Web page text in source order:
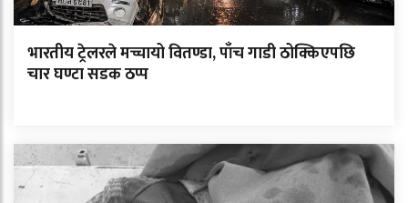
भारतीय ट्रेलरले मच्चायो वितण्डा, पाँच गाडी ठोक्किएपछि
चार घण्टा सडक ठप्प